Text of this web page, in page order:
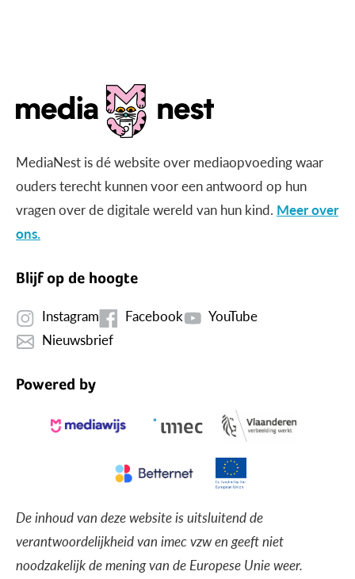
MediaNest is dé website over mediaopvoeding waar
ouders terecht kunnen voor een antwoord op hun
vragen over de digitale wereld van hun kind. Meer over
ons.
Blijf op de hoogte
Instagram Facebook
YouTube
Nieuwsbrief
Powered by
De inhoud van deze website is uitsluitend de
verantwoordelijkheid van imec vzw en geeft niet
noodzakelijk de mening van de Europese Unie weer.